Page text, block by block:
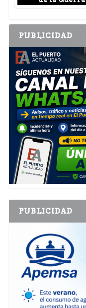
PUBLICIDAD
PUBLICIDAD